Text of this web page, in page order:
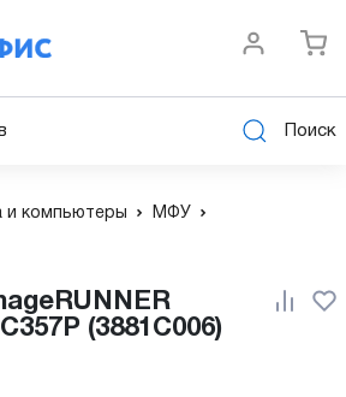
Поиск
и компьютеры
МФУ
(3881C006)